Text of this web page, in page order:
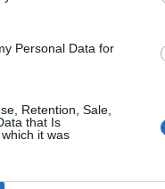
Personal Data for
Retention, Sale,
that Is
it was